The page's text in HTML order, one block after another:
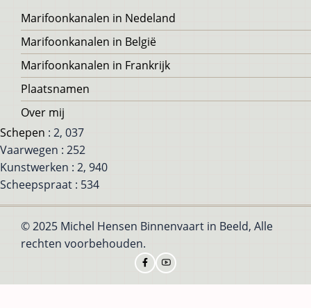
Voet
Marifoonkanalen in Nedeland
Marifoonkanalen in België
Marifoonkanalen in Frankrijk
Plaatsnamen
Over mij
Schepen : 2, 037
Vaarwegen : 252
Kunstwerken : 2, 940
Scheepspraat : 534
© 2025 Michel Hensen Binnenvaart in Beeld, Alle
rechten voorbehouden.